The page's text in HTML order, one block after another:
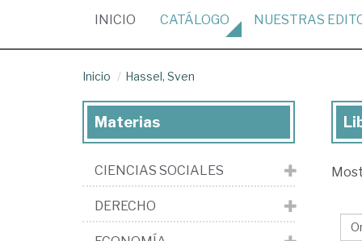
INICIO (CURRENT)
CATÁLOGO NUESTRAS
Inicio Hassel, Sven
Materias
CIENCIAS SOCIALES
DERECHO